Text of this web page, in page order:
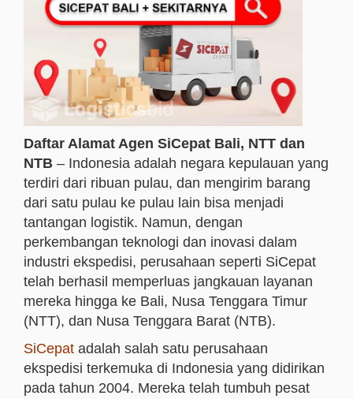
Daftar Alamat Agen SiCepat Bali, NTT dan
NTB – Indonesia adalah negara kepulauan yang
terdiri dari ribuan pulau, dan mengirim barang
dari satu pulau ke pulau lain bisa menjadi
tantangan logistik. Namun, dengan
perkembangan teknologi dan inovasi dalam
industri ekspedisi, perusahaan seperti SiCepat
telah berhasil memperluas jangkauan layanan
mereka hingga ke Bali, Nusa Tenggara Timur
(NTT), dan Nusa Tenggara Barat (NTB).
SiCepat adalah salah satu perusahaan
ekspedisi terkemuka di Indonesia yang didirikan
pada tahun 2004. Mereka telah tumbuh pesat